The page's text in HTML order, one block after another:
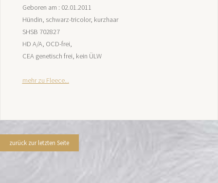
Geboren am : 02.01.2011
Hündin, schwarz-tricolor, kurzhaar
SHSB 702827
HD A/A, OCD-frei,
CEA genetisch frei, kein ÜLW
mehr zu Fleece...